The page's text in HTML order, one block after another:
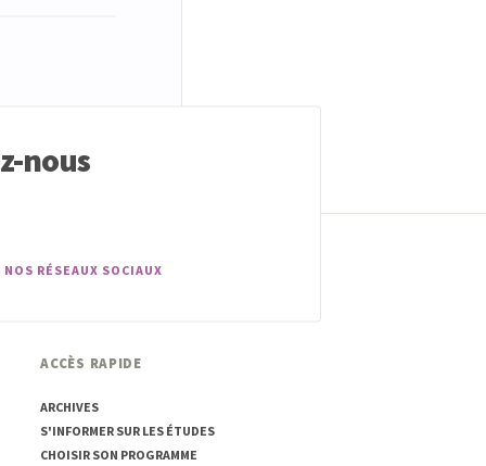
nous
RÉSEAUX SOCIAUX
ACCÈS RAPIDE
ARCHIVES
S'INFORMER SUR LES ÉTUDES
CHOISIR SON PROGRAMME